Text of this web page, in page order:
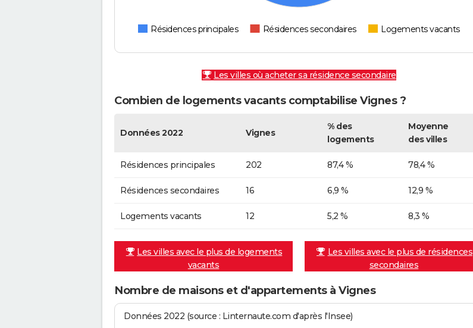
Résidences principales Résidences secondaires Logements vacants
Les villes où acheter sa résidence secondaire
Combien de logements vacants comptabilise Vignes ?
Données 2022 Vignes
% des
logements
Moyenne
des villes
Résidences principales 202 87,4 % 78,4 %
Résidences secondaires 16 6,9 % 12,9 %
Logements vacants 12 5,2 % 8,3 %
Les villes avec le plus de logements
vacants
Les villes avec le plus de résidences
secondaires
Nombre de maisons et d'appartements à Vignes
Données 2022 (source : Linternaute.com d'après l'Insee)